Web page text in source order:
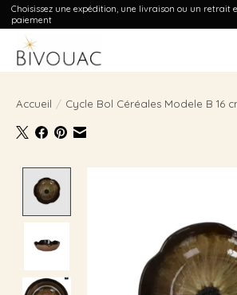
Choisissez une expédition, une livraison ou un retrait
paiement
Accueil / Cycle Bol Céréales Modele B 16